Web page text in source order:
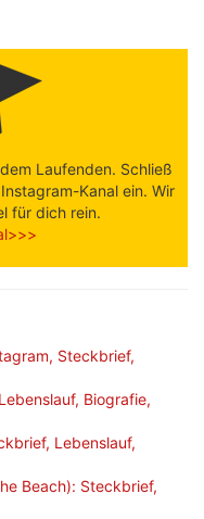
Laufenden. Schließ
Kanal ein. Wir
für dich rein.
Steckbrief,
Biografie,
Lebenslauf,
Beach): Steckbrief,